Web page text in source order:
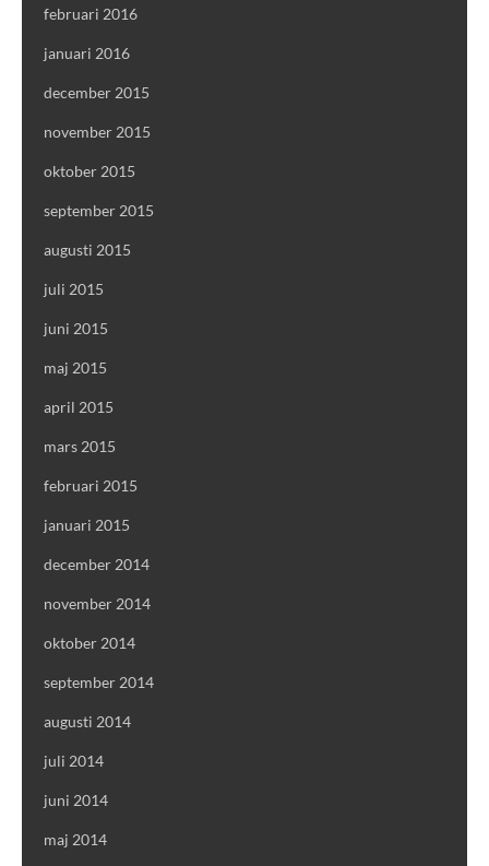
februari 2016
januari 2016
december 2015
november 2015
oktober 2015
september 2015
augusti 2015
juli 2015
juni 2015
maj 2015
april 2015
mars 2015
februari 2015
januari 2015
december 2014
november 2014
oktober 2014
september 2014
augusti 2014
juli 2014
juni 2014
maj 2014